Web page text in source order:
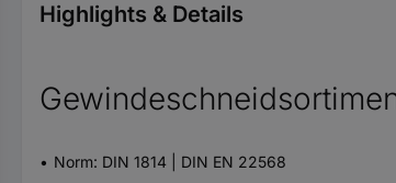
Highlights & Details
Norm: DIN 1814 | DIN EN 22568